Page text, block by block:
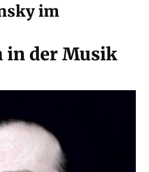
im
in der Musik